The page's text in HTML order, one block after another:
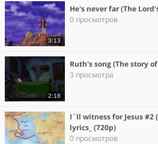
3:13
He's never far (The
0 просмотров
2:18
Ruth's song (The story
3 просмотра
I´ll witness for Jesus
lyrics_ (720p)
0 просмотров